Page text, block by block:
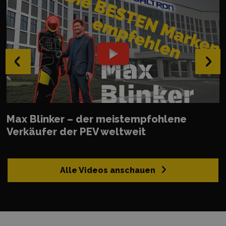
Alle Videos anschauen
Max Blinker – der meistempfohlene
Verkäufer der PEV weltweit
‹ ›